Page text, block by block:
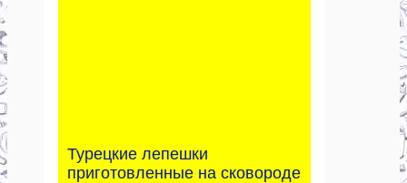
Турецкие лепешки
приготовленные на сковороде